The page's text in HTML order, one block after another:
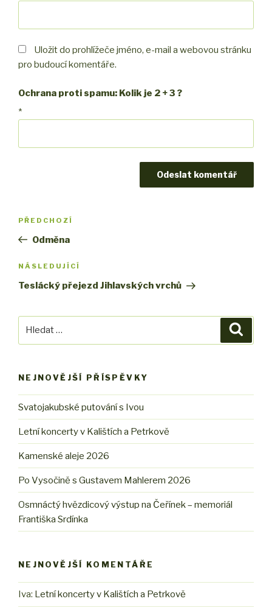
Uložit do prohlížeče jméno, e-mail a webovou stránku
pro budoucí komentáře.
Ochrana proti spamu: Kolik je 2 + 3 ?
*
Navigace
příspěvek
Předchozí
příspěvek
PŘEDCHOZÍ
Odměna
Následující
příspěvek
NÁSLEDUJÍCÍ
Teslácký přejezd Jihlavských vrchů
NEJNOVĚJŠÍ PŘÍSPĚVKY
Svatojakubské putování s Ivou
Letní koncerty v Kalištích a Petrkově
Kamenské aleje 2026
Po Vysočině s Gustavem Mahlerem 2026
Osmnáctý hvězdicový výstup na Čeřínek – memoriál
Františka Srdínka
NEJNOVĚJŠÍ KOMENTÁŘE
Iva: Letní koncerty v Kalištích a Petrkově